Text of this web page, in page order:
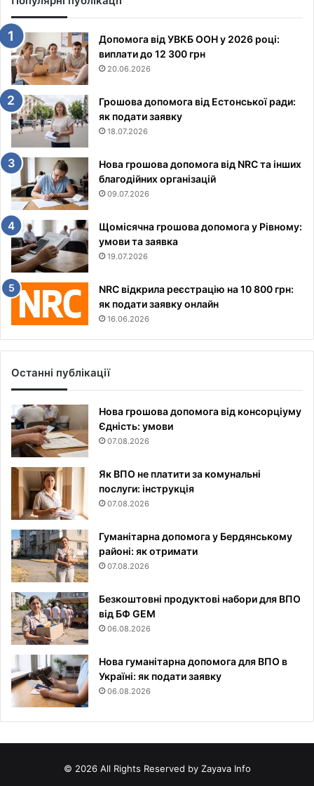
Допомога від УВКБ ООН у 2026 році:
виплати до 12 300 грн
20.06.2026
Грошова допомога від Естонської ради:
як подати заявку
18.07.2026
Нова грошова допомога від NRC та інших
благодійних організацій
09.07.2026
Щомісячна грошова допомога у Рівному:
умови та заявка
19.07.2026
NRC відкрила реєстрацію на 10 800 грн:
як подати заявку онлайн
16.06.2026
Останні публікації
Нова грошова допомога від консорціуму
Єдність: умови
07.08.2026
Як ВПО не платити за комунальні
послуги: інструкція
07.08.2026
Гуманітарна допомога у Бердянському
районі: як отримати
07.08.2026
Безкоштовні продуктові набори для ВПО
від БФ GEM
06.08.2026
Нова гуманітарна допомога для ВПО в
Україні: як подати заявку
06.08.2026
© 2026 All Rights Reserved by Zayava Info